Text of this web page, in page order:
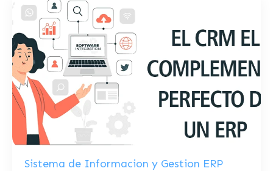
Sistema de Informacion y Gestion ERP